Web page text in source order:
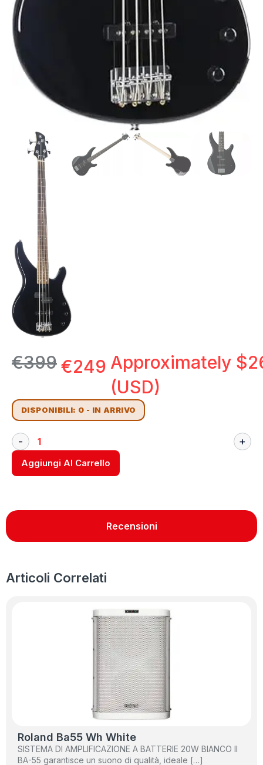
€399€249 Approximately $
(USD)
DISPONIBILI: 0 - IN ARRIVO
Aggiungi Al Carrello
Recensioni
Articoli Correlati
Roland Ba55 Wh White
SISTEMA DI AMPLIFICAZIONE A BATTERIE 20W BIANCO Il
BA-55 garantisce un suono di qualità, ideale […]